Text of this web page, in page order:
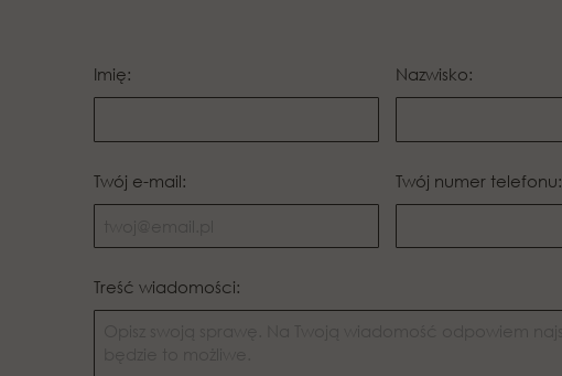
Imię: Nazwisko:
Twój e-mail: Twój numer telefonu:
Treść wiadomości: